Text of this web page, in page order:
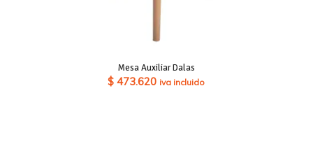
Mesa Auxiliar Dalas
$ 473.620 iva incluido